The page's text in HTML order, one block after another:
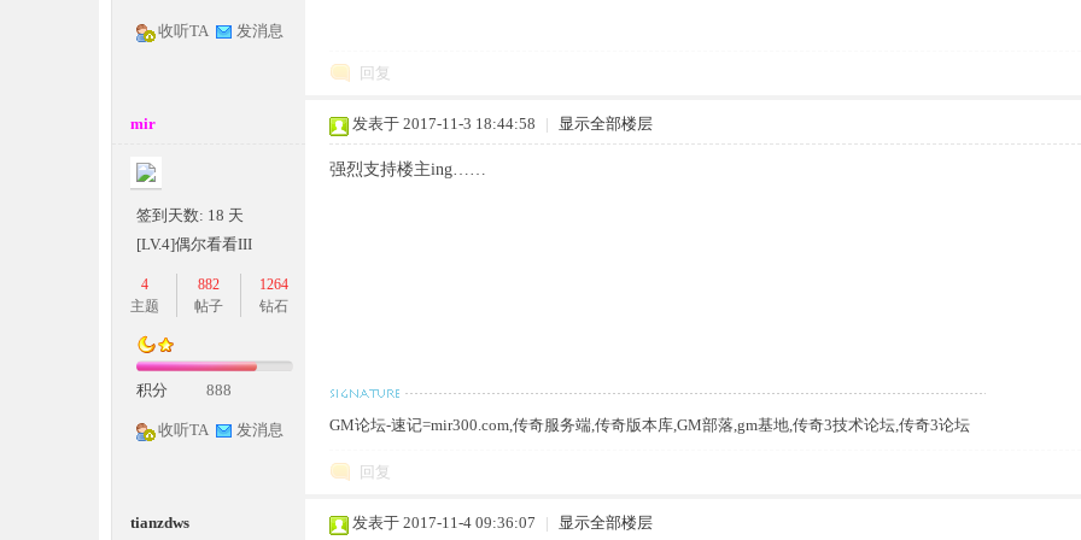
一
收听TA 发消息
回复
mir
签到天数: 18 天
[LV.4]偶尔看看III
4
主题
882
帖子
1264
钻石
积分 888
收听TA 发消息
发表于 2017-11-3 18:44:58 | 显示全部楼层
强烈支持楼主ing……
GM论坛-速记=mir300.com,传奇服务端,传奇版本库,GM部落,gm基地,传奇3技术论坛,传奇3论坛
回复
tianzdws 发表于 2017-11-4 09:36:07 | 显示全部楼层